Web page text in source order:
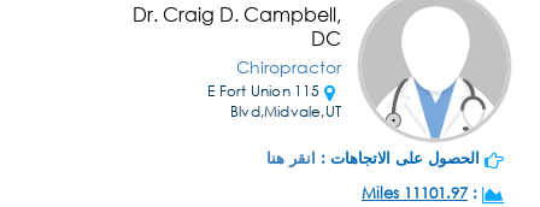
Dr. Craig D. Campbell,
DC
Chiropractor
115 E Fort Union
Blvd,Midvale,UT
الحصول على الاتجاهات : انقر هنا
:
11101.97 Miles